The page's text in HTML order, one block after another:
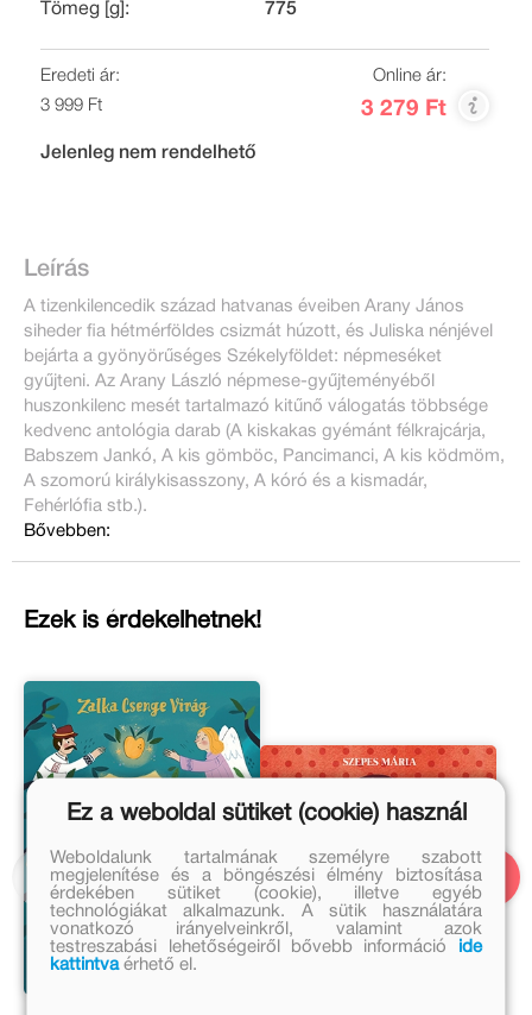
Tömeg [g]:
775
Eredeti ár:
3 999 Ft
Online ár:
3 279 Ft
Jelenleg nem rendelhető
Leírás
A tizenkilencedik század hatvanas éveiben Arany János
siheder fia hétmérföldes csizmát húzott, és Juliska nénjével
bejárta a gyönyörűséges Székelyföldet: népmeséket
gyűjteni. Az Arany László népmese-gyűjteményéből
huszonkilenc mesét tartalmazó kitűnő válogatás többsége
kedvenc antológia darab (A kiskakas gyémánt félkrajcárja,
Babszem Jankó, A kis gömböc, Pancimanci, A kis ködmöm,
A szomorú királykisasszony, A kóró és a kismadár,
Fehérlófia stb.).
Bővebben:
Ezek is érdekelhetnek!
Ez a weboldal sütiket (cookie) használ
Weboldalunk tartalmának személyre szabott
megjelenítése és a böngészési élmény biztosítása
érdekében sütiket (cookie), illetve egyéb
technológiákat alkalmazunk. A sütik használatára
vonatkozó irányelveinkről, valamint azok
testreszabási lehetőségeiről bővebb információ
ide
kattintvaérhető el.